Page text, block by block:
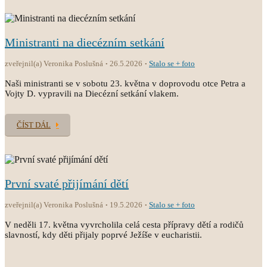
Ministranti na diecézním setkání
zveřejnil(a) Veronika Poslušná 26.5.2026 Stalo se + foto
Naši ministranti se v sobotu 23. května v doprovodu otce Petra a
Vojty D. vypravili na Diecézní setkání vlakem.
ČÍST DÁL
První svaté přijímání dětí
zveřejnil(a) Veronika Poslušná 19.5.2026 Stalo se + foto
V neděli 17. května vyvrcholila celá cesta přípravy dětí a rodičů
slavností, kdy děti přijaly poprvé Ježíše v eucharistii.